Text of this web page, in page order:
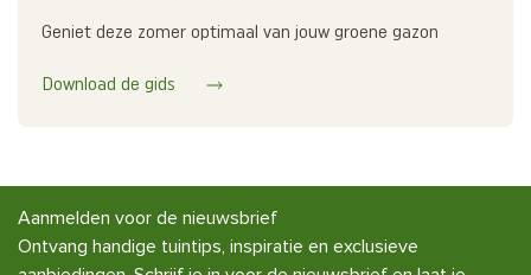
Geniet deze zomer optimaal van jouw groene gazon
Download de gids
Aanmelden voor de nieuwsbrief
Ontvang handige tuintips, inspiratie en exclusieve